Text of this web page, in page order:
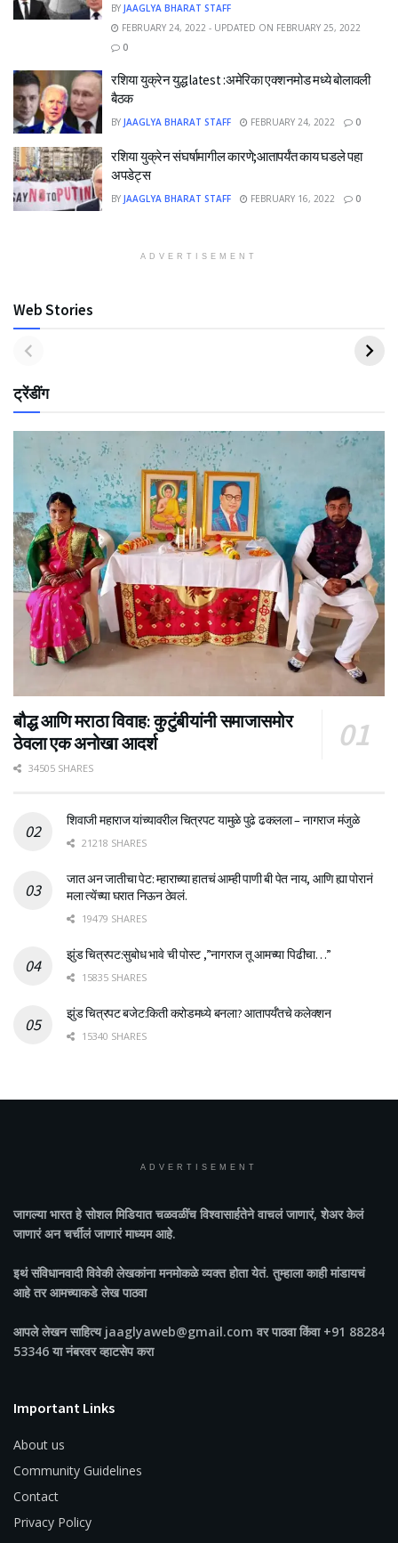
BY JAAGLYA BHARAT STAFF
FEBRUARY 24, 2022 - UPDATED ON FEBRUARY 25, 2022
0
रशिया युक्रेन युद्ध latest :अमेरिका एक्शनमोड मध्ये बोलावली
बैठक
BY JAAGLYA BHARAT STAFF FEBRUARY 24, 2022 0
रशिया युक्रेन संघर्षामागील कारणे;आतापर्यंत काय घडले पहा
अपडेट्स
BY JAAGLYA BHARAT STAFF FEBRUARY 16, 2022 0
ADVERTISEMENT
Web Stories
ट्रेंडींग
बौद्ध आणि मराठा विवाह: कुटुंबीयांनी समाजासमोर
ठेवला एक अनोखा आदर्श
34505 SHARES
शिवाजी महाराज यांच्यावरील चित्रपट यामुळे पुढे ढकलला – नागराज मंजुळे
21218 SHARES
जात अन जातीचा पेट: म्हाराच्या हातचं आम्ही पाणी बी पेत नाय, आणि ह्या पोरानं
मला त्येंच्या घरात निऊन ठेवलं.
19479 SHARES
झुंड चित्रपट:सुबोध भावे ची पोस्ट ,”नागराज तू आमच्या पिढीचा…”
15835 SHARES
झुंड चित्रपट बजेट:किती करोडमध्ये बनला? आतापर्यँतचे कलेक्शन
15340 SHARES
ADVERTISEMENT
जागल्या भारतहे सोशल मिडियात चळवळींच विश्वासार्हतेने वाचलं जाणारं, शेअर केलं
जाणारं अन चर्चीलं जाणारं माध्यम आहे.
इथं संविधानवादी विवेकी लेखकांना मनमोकळे व्यक्त होता येतं. तुम्हाला काही मांडायचं
आहे तर आमच्याकडे लेख पाठवा
आपले लेखन साहित्य jaaglyaweb@gmail.com वर पाठवा किंवा +91 88284
53346 या नंबरवर व्हाटसेप करा
Important Links
About us
Community Guidelines
Contact
Privacy Policy